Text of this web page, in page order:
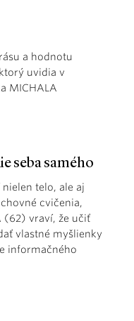
a hodnotu
uvidia v
MICHALA
seba samého
telo, ale aj
cvičenia,
(62) vraví, že učiť
vlastné myšlienky
informačného